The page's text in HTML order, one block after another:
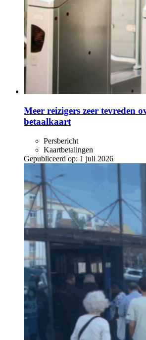
Meer reizigers zeer tevreden
betaalkaart
Persbericht
Kaartbetalingen
Gepubliceerd op: 1 juli 2026